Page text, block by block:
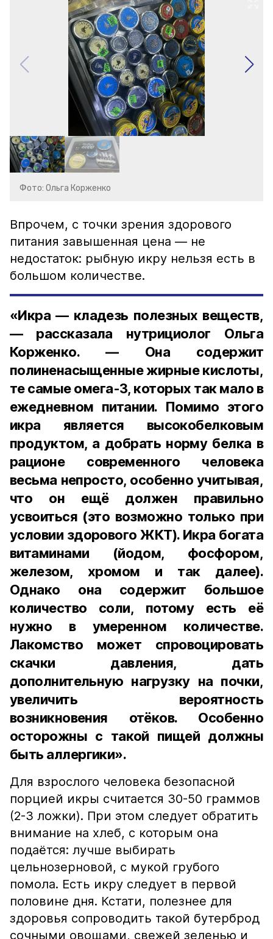
Фото: Ольга Корженко
Впрочем, с точки зрения здорового
питания завышенная цена — не
недостаток: рыбную икру нельзя есть в
большом количестве.
«Икра — кладезь полезных веществ,
— рассказала нутрициолог Ольга
Корженко. — Она содержит
полиненасыщенные жирные кислоты,
те самые омега-3, которых так мало в
ежедневном питании. Помимо этого
икра является высокобелковым
продуктом, а добрать норму белка в
рационе современного человека
весьма непросто, особенно учитывая,
что он ещё должен правильно
усвоиться (это возможно только при
условии здорового ЖКТ). Икра богата
витаминами (йодом, фосфором,
железом, хромом и так далее).
Однако она содержит большое
количество соли, потому есть её
нужно в умеренном количестве.
Лакомство может спровоцировать
скачки давления, дать
дополнительную нагрузку на почки,
увеличить вероятность
возникновения отёков. Особенно
осторожны с такой пищей должны
быть аллергики».
Для взрослого человека безопасной
порцией икры считается 30-50 граммов
(2-3 ложки). При этом следует обратить
внимание на хлеб, с которым она
подаётся: лучше выбирать
цельнозерновой, с мукой грубого
помола. Есть икру следует в первой
половине дня. Кстати, полезнее для
здоровья сопроводить такой бутерброд
сочными овощами, свежей зеленью и